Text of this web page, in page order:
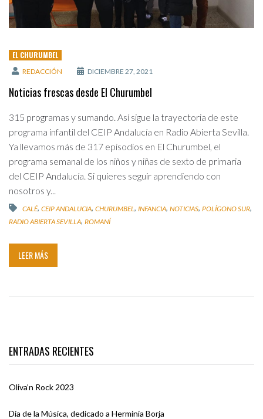
EL CHURUMBEL
REDACCIÓN DICIEMBRE 27, 2021
Noticias frescas desde El Churumbel
315 programas y sumando. Así sigue la trayectoria de este
programa infantil del CEIP Andalucía en Radio Abierta Sevilla.
Ya llevamos más de 317 episodios en El Churumbel, el
programa semanal de los niños y niñas de sexto de primaria
del CEIP Andalucía. Si quieres seguir aprendiendo con
nosotros y...
CALÉ, CEIP ANDALUCIA, CHURUMBEL , INFANCIA, NOTICIAS, POLÍGONO SUR,
RADIO ABIERTA SEVILLA, ROMANÍ
LEER MÁS
ENTRADAS RECIENTES
Oliva’n Rock 2023
Día de la Música, dedicado a Herminia Borja